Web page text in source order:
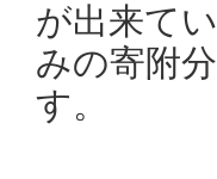
が出来て
みの寄附
す。